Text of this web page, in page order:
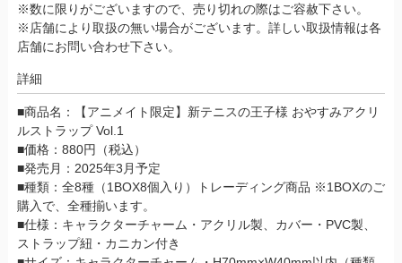
※数に限りがございますので、売り切れの際はご容赦下さい。
※店舗により取扱の無い場合がございます。詳しい取扱情報は各
店舗にお問い合わせ下さい。
詳細
■商品名：【アニメイト限定】新テニスの王子様 おやすみアクリ
ルストラップ Vol.1
■価格：880円（税込）
■発売月：2025年3月予定
■種類：全8種（1BOX8個入り）トレーディング商品 ※1BOXのご
購入で、全種揃います。
■仕様：キャラクターチャーム・アクリル製、カバー・PVC製、
ストラップ紐・カニカン付き